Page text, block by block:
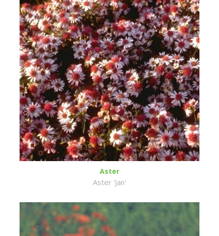
Aster
Aster 'Jan'